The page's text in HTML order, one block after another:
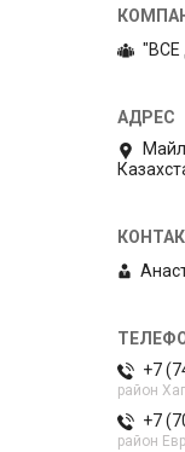
+7
район
+7
район